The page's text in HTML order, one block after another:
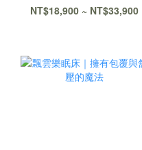
NT$18,900 ~ NT$33,900